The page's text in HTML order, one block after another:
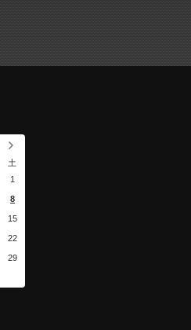
土
1
8
15
22
29